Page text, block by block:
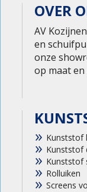
OVER
AV
en
onze
op maat
Kunststof
Kunststof
Kunststof
Rolluiken
Screens